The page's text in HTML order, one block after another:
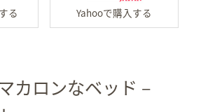
カロンなベッド –